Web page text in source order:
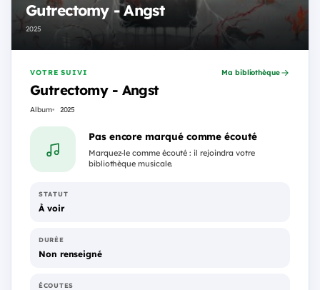
Gutrectomy - Angst
2025
VOTRE SUIVI
Gutrectomy - Angst
Album 2025
Ma bibliothèque
Pas encore marqué comme écouté
Marquez-le comme écouté : il rejoindra votre
bibliothèque musicale.
STATUT
À voir
DURÉE
Non renseigné
ÉCOUTES